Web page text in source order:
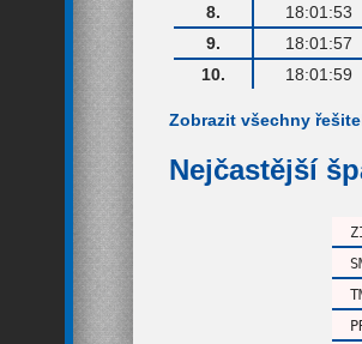
8.
18:01:53
9.
18:01:57
10.
18:01:59
Zobrazit všechny
Nejčastější